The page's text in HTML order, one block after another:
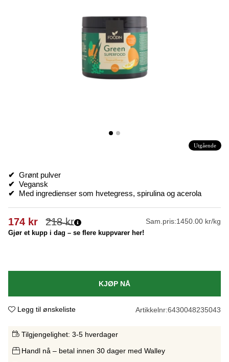
Utgående
✔ Grønt pulver
✔ Vegansk
✔ Med ingredienser som hvetegress, spirulina og acerola
218kr
174 kr Sam.pris:1450.00 kr/kg
Gjør et kupp i dag – se flere kuppvarer her!
KJØP NÅ
Legg til ønskeliste Artikkelnr:6430048235043
Tilgjengelighet: 3-5 hverdager
Handl nå – betal innen 30 dager med Walley